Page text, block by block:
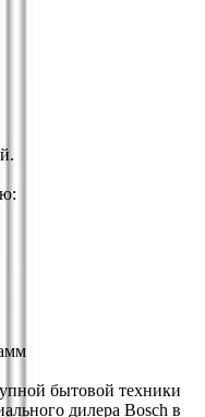
бытовой техники
дилера Bosch в